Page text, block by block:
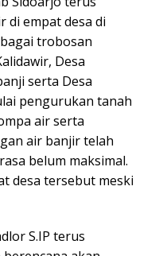
di empat desa di
trobosan
Desa
serta Desa
pengurukan tanah
air serta
air banjir telah
belum maksimal.
desa tersebut meski
S.IP terus